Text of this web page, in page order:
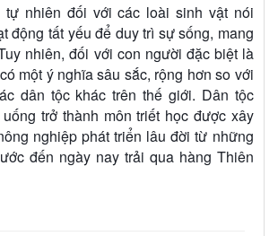
tự nhiên đối với các loài sinh vật nói
động tất yếu để duy trì sự sống, mang
nhiên, đối với con người đặc biệt là
một ý nghĩa sâu sắc, rộng hơn so với
dân tộc khác trên thế giới. Dân tộc
trở thành môn triết học được xây
nghiệp phát triển lâu đời từ những
đến ngày nay trải qua hàng Thiên